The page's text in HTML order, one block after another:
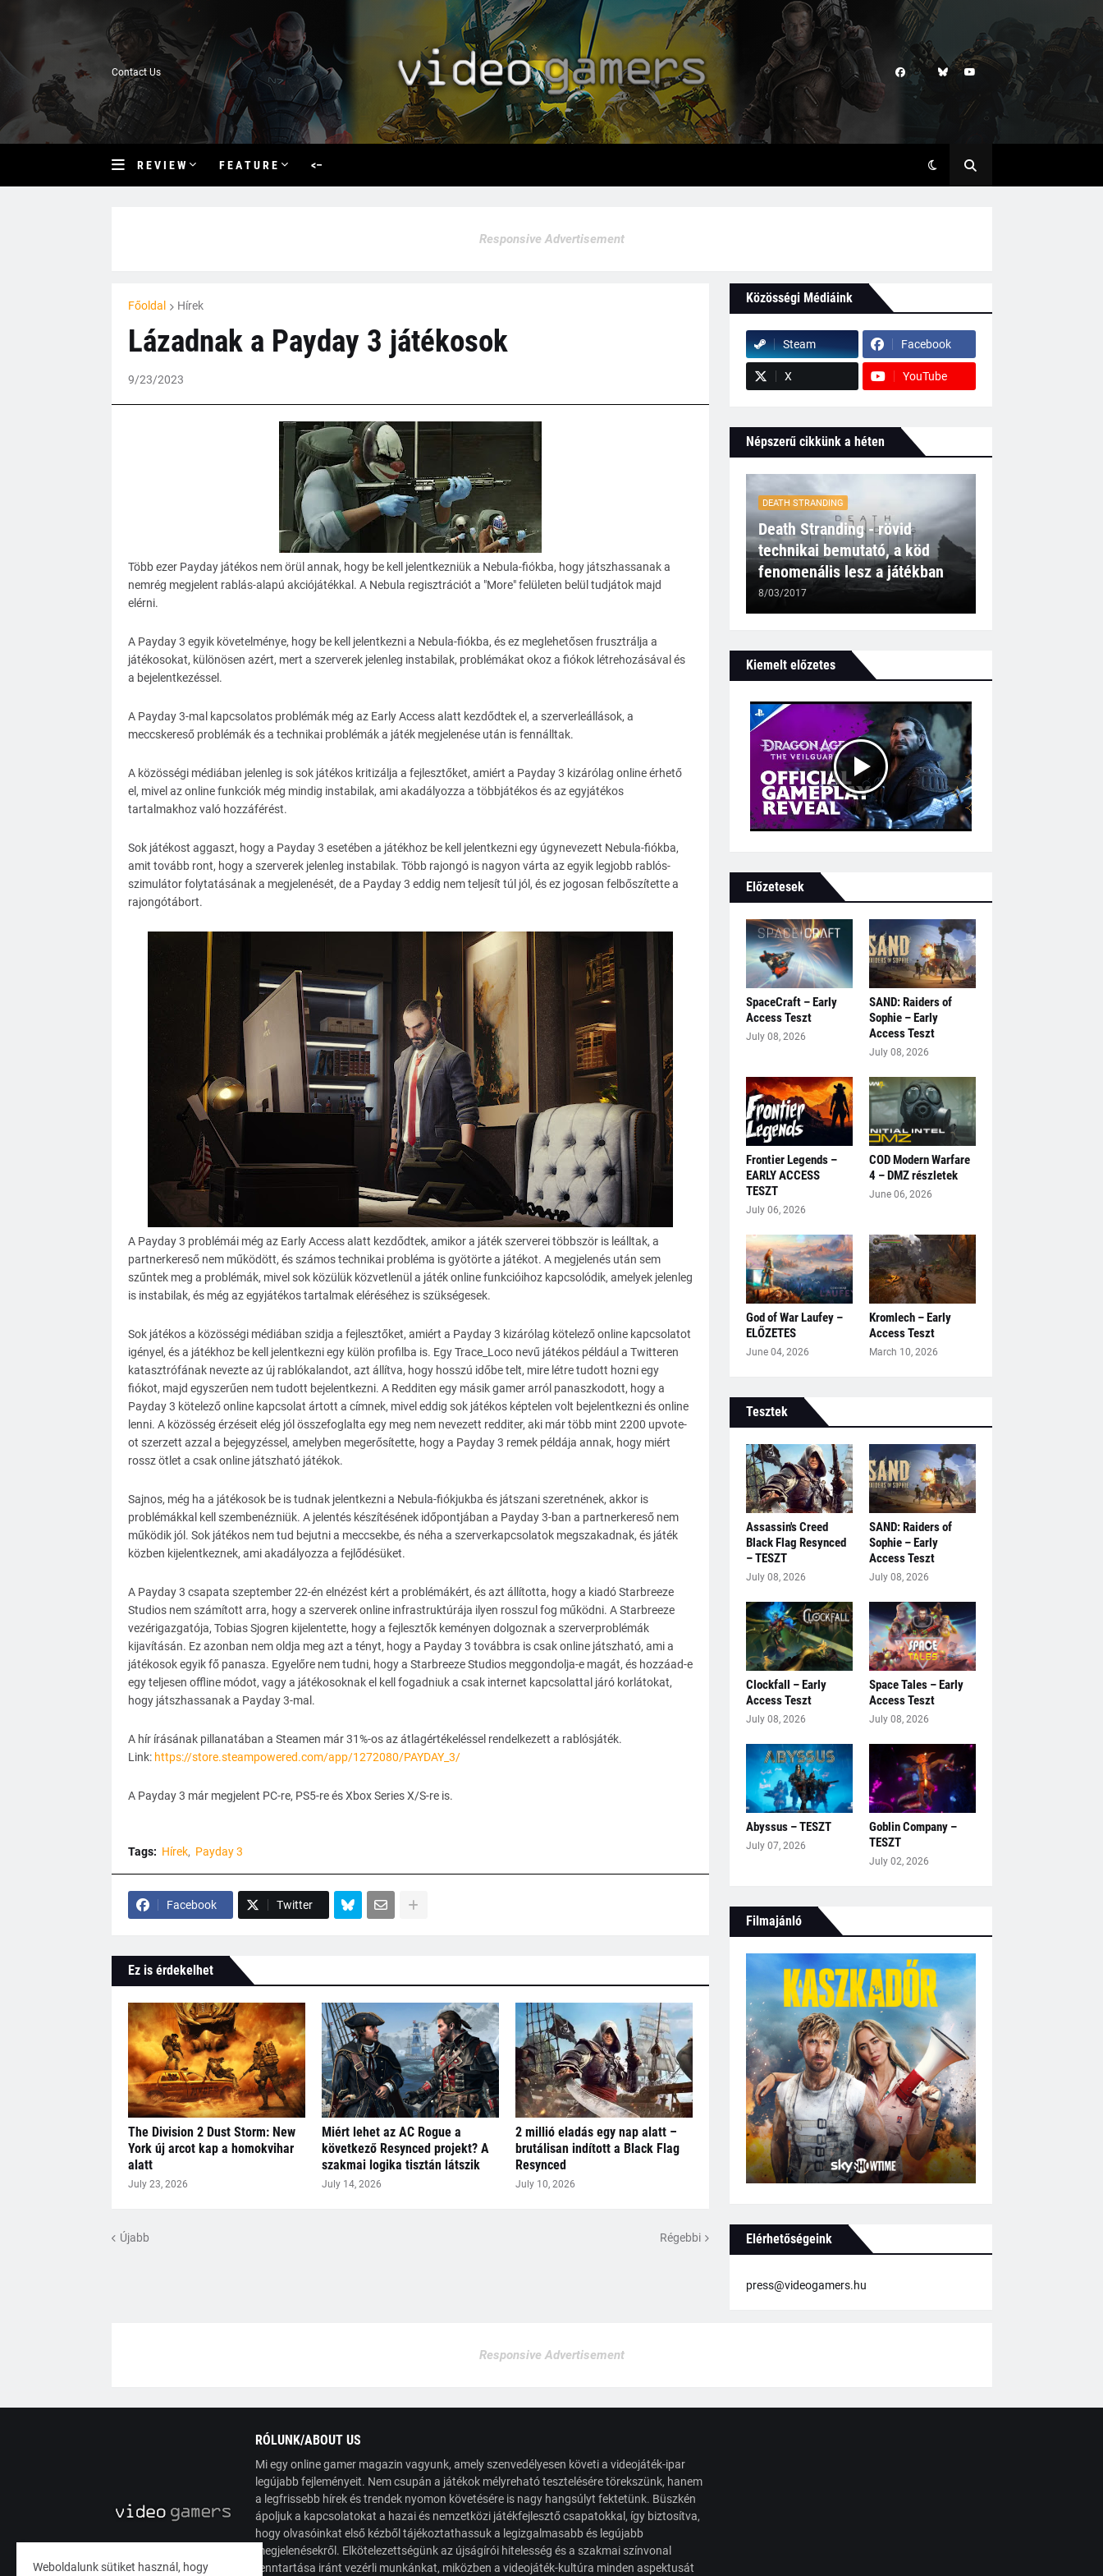
Contact Us
R E V I E W F E A T U R E <–
Responsive Advertisement
Főoldal Hírek
Lázadnak a Payday 3 játékosok
9/23/2023
Több ezer Payday játékos nem örül annak, hogy be kell jelentkezniük a Nebula-fiókba, hogy játszhassanak a
nemrég megjelent rablás-alapú akciójátékkal. A Nebula regisztrációt a "More" felületen belül tudjátok majd
elérni.
A Payday 3 egyik követelménye, hogy be kell jelentkezni a Nebula-fiókba, és ez meglehetősen frusztrálja a
játékosokat, különösen azért, mert a szerverek jelenleg instabilak, problémákat okoz a fiókok létrehozásával és
a bejelentkezéssel.
A Payday 3-mal kapcsolatos problémák még az Early Access alatt kezdődtek el, a szerverleállások, a
meccskereső problémák és a technikai problémák a játék megjelenése után is fennálltak.
A közösségi médiában jelenleg is sok játékos kritizálja a fejlesztőket, amiért a Payday 3 kizárólag online érhető
el, mivel az online funkciók még mindig instabilak, ami akadályozza a többjátékos és az egyjátékos
tartalmakhoz való hozzáférést.
Sok játékost aggaszt, hogy a Payday 3 esetében a játékhoz be kell jelentkezni egy úgynevezett Nebula-fiókba,
amit tovább ront, hogy a szerverek jelenleg instabilak. Több rajongó is nagyon várta az egyik legjobb rablós-
szimulátor folytatásának a megjelenését, de a Payday 3 eddig nem teljesít túl jól, és ez jogosan felbőszítette a
rajongótábort.
A Payday 3 problémái még az Early Access alatt kezdődtek, amikor a játék szerverei többször is leálltak, a
partnerkereső nem működött, és számos technikai probléma is gyötörte a játékot. A megjelenés után sem
szűntek meg a problémák, mivel sok közülük közvetlenül a játék online funkcióihoz kapcsolódik, amelyek jelenleg
is instabilak, és még az egyjátékos tartalmak eléréséhez is szükségesek.
Sok játékos a közösségi médiában szidja a fejlesztőket, amiért a Payday 3 kizárólag kötelező online kapcsolatot
igényel, és a játékhoz be kell jelentkezni egy külön profilba is. Egy Trace_Loco nevű játékos például a Twitteren
katasztrófának nevezte az új rablókalandot, azt állítva, hogy hosszú időbe telt, mire létre tudott hozni egy
fiókot, majd egyszerűen nem tudott bejelentkezni. A Redditen egy másik gamer arról panaszkodott, hogy a
Payday 3 kötelező online kapcsolat ártott a címnek, mivel eddig sok játékos képtelen volt bejelentkezni és online
lenni. A közösség érzéseit elég jól összefoglalta egy meg nem nevezett redditer, aki már több mint 2200 upvote-
ot szerzett azzal a bejegyzéssel, amelyben megerősítette, hogy a Payday 3 remek példája annak, hogy miért
rossz ötlet a csak online játszható játékok.
Sajnos, még ha a játékosok be is tudnak jelentkezni a Nebula-fiókjukba és játszani szeretnének, akkor is
problémákkal kell szembenézniük. A jelentés készítésének időpontjában a Payday 3-ban a partnerkereső nem
működik jól. Sok játékos nem tud bejutni a meccsekbe, és néha a szerverkapcsolatok megszakadnak, és játék
közben kijelentkeznek, ami akadályozza a fejlődésüket.
A Payday 3 csapata szeptember 22-én elnézést kért a problémákért, és azt állította, hogy a kiadó Starbreeze
Studios nem számított arra, hogy a szerverek online infrastruktúrája ilyen rosszul fog működni. A Starbreeze
vezérigazgatója, Tobias Sjogren kijelentette, hogy a fejlesztők keményen dolgoznak a szerverproblémák
kijavításán. Ez azonban nem oldja meg azt a tényt, hogy a Payday 3 továbbra is csak online játszható, ami a
játékosok egyik fő panasza. Egyelőre nem tudni, hogy a Starbreeze Studios meggondolja-e magát, és hozzáad-e
egy teljesen offline módot, vagy a játékosoknak el kell fogadniuk a csak internet kapcsolattal járó korlátokat,
hogy játszhassanak a Payday 3-mal.
A hír írásának pillanatában a Steamen már 31%-os az átlagértékeléssel rendelkezett a rablósjáték.
Link: https://store.steampowered.com/app/1272080/PAYDAY_3/
A Payday 3 már megjelent PC-re, PS5-re és Xbox Series X/S-re is.
Tags: Hírek Payday 3
Facebook Twitter
Ez is érdekelhet
The Division 2 Dust Storm: New
York új arcot kap a homokvihar
alatt
July 23, 2026
Miért lehet az AC Rogue a
következő Resynced projekt? A
szakmai logika tisztán látszik
July 14, 2026
2 millió eladás egy nap alatt –
brutálisan indított a Black Flag
Resynced
July 10, 2026
Újabb Régebbi
Közösségi Médiáink
Steam Facebook
X YouTube
Népszerű cikkünk a héten
DEATH STRANDING
Death Stranding - rövid
technikai bemutató, a köd
fenomenális lesz a játékban
8/03/2017
Kiemelt előzetes
Előzetesek
SpaceCraft – Early
Access Teszt
July 08, 2026
SAND: Raiders of
Sophie – Early
Access Teszt
July 08, 2026
Frontier Legends –
EARLY ACCESS
TESZT
July 06, 2026
COD Modern Warfare
4 – DMZ részletek
June 06, 2026
God of War Laufey –
ELŐZETES
June 04, 2026
Kromlech – Early
Access Teszt
March 10, 2026
Tesztek
Assassin's Creed
Black Flag Resynced
– TESZT
July 08, 2026
SAND: Raiders of
Sophie – Early
Access Teszt
July 08, 2026
Clockfall – Early
Access Teszt
July 08, 2026
Space Tales – Early
Access Teszt
July 08, 2026
Abyssus – TESZT
July 07, 2026
Goblin Company –
TESZT
July 02, 2026
Filmajánló
Elérhetőségeink
press@videogamers.hu
Responsive Advertisement
RÓLUNK/ABOUT US
Mi egy online gamer magazin vagyunk, amely szenvedélyesen követi a videojáték-ipar
legújabb fejleményeit. Nem csupán a játékok mélyreható tesztelésére törekszünk, hanem
a legfrissebb hírek és trendek nyomon követésére is nagy hangsúlyt fektetünk. Büszkén
ápoljuk a kapcsolatokat a hazai és nemzetközi játékfejlesztő csapatokkal, így biztosítva,
hogy olvasóinkat első kézből tájékoztathassuk a legizgalmasabb és legújabb
megjelenésekről. Elkötelezettségünk az újságírói hitelesség és a szakmai színvonal
fenntartása iránt vezérli munkánkat, miközben a videojáték-kultúra minden aspektusát
Weboldalunk sütiket használ, hogy